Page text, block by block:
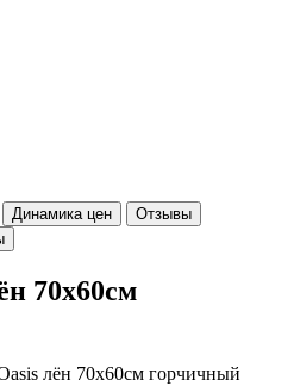
Динамика цен
Отзывы
70х60см
лён 70х60см горчичный